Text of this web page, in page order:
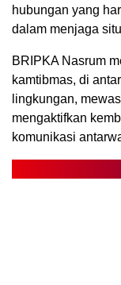
hubungan yang
dalam menjaga
BRIPKA Nasrum
kamtibmas, di
lingkungan,
mengaktifkan
komunikasi